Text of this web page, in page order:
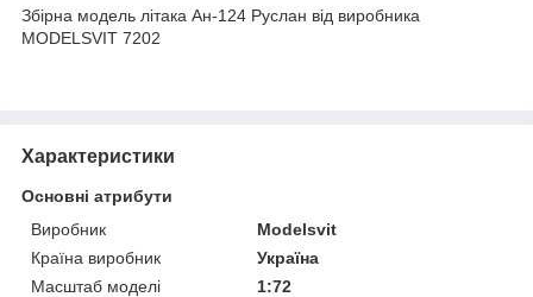
Збірна модель літака Ан-124 Руслан від виробника
MODELSVIT 7202
Характеристики
Основні атрибути
Виробник
Modelsvit
Країна виробник
Україна
Масштаб моделі
1:72